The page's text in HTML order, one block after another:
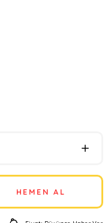
HEMEN AL